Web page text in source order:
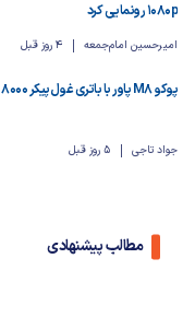
1080p رونمایی کرد
امیرحسین امام‌جمعه 4 روز قبل
پوکو M8 پاور با باتری غول‌پیکر ۸۰۰۰ میلی‌آمپرساعتی معرفی شد
جواد تاجی 5 روز قبل
مطالب پیشنهادی